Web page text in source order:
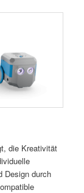
die Kreativität
Design durch